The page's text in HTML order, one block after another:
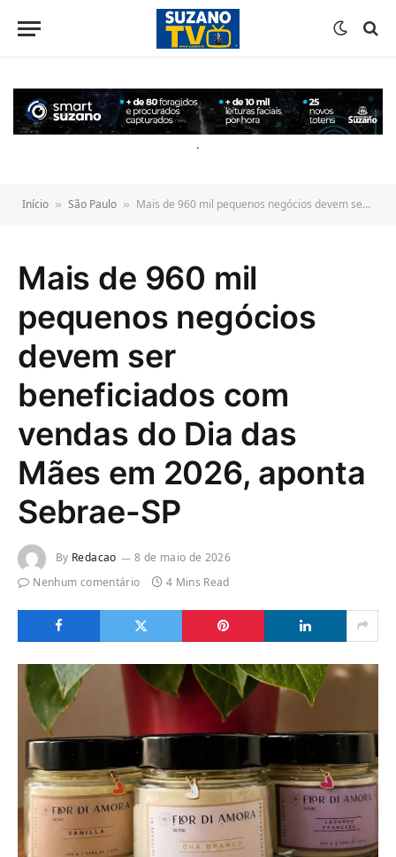
conteúdo
.
Início » São Paulo » Mais de 960 mil pequenos negócios devem ser beneficiados com vendas do Dia das Mães em 2026, aponta Sebrae-SP
Mais de 960 mil
pequenos negócios
devem ser
beneficiados com
vendas do Dia das
Mães em 2026, aponta
Sebrae-SP
By Redacao
8 de maio de 2026
Nenhum comentário
4 Mins Read